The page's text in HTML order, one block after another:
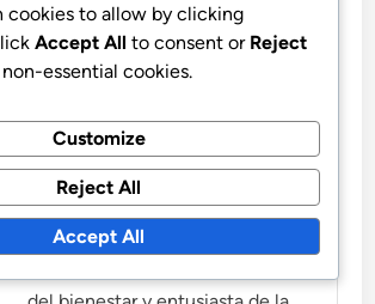
Mia Thompson
cookies to allow by clicking
Accept All to consent or Reject
essential cookies.
Customize
Reject All
Accept All